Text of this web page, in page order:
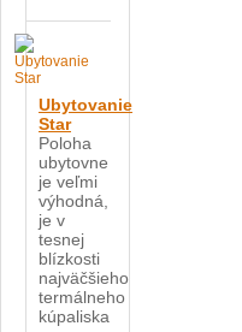
Ubytovanie
Star
Poloha
ubytovne
je veľmi
výhodná,
je v
tesnej
blízkosti
najväčšieho
termálneho
kúpaliska